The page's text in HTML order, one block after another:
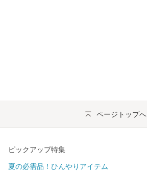
ページトップへ
ピックアップ特集
夏の必需品！ひんやりアイテム